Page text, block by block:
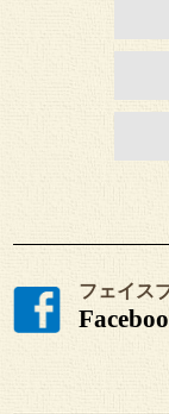
フェイス